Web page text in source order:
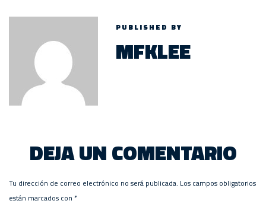
PUBLISHED BY
MFKLEE
DEJA UN COMENTARIO
Tu dirección de correo electrónico no será publicada. Los campos obligatorios
están marcados con *